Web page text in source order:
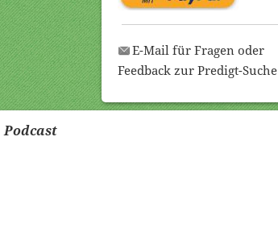
E-Mail für Fragen oder
Feedback zur Predigt-Suche
Podcast